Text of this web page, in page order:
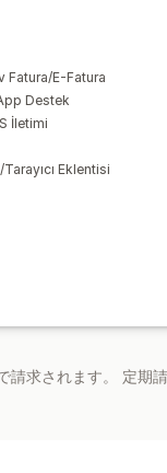
Fatura/E-Fatura
Destek
İletimi
Eklentisi
請求されます。 定期